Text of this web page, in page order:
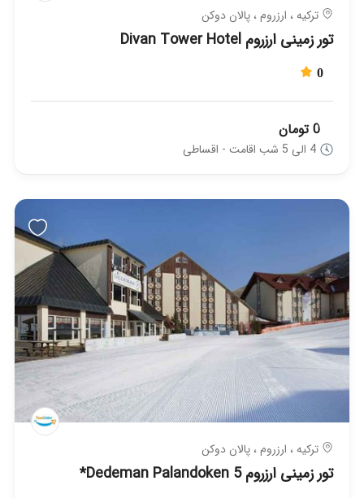
ترکیه ، ارزروم ، پالان دوکن
تور زمینی ارزروم Divan Tower Hotel
0
0 تومان
4 الی 5 شب اقامت - اقساطی
ترکیه ، ارزروم ، پالان دوکن
تور زمینی ارزروم Dedeman Palandoken 5*